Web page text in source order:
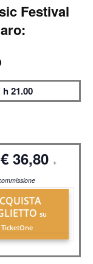
Festival
h 21.00
36,80 +
su
TicketOne